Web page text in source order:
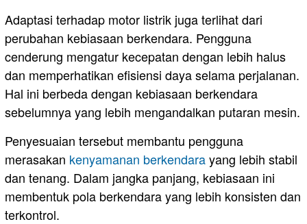
Adaptasi terhadap motor listrik juga terlihat dari
perubahan kebiasaan berkendara. Pengguna
cenderung mengatur kecepatan dengan lebih halus
dan memperhatikan efisiensi daya selama perjalanan.
Hal ini berbeda dengan kebiasaan berkendara
sebelumnya yang lebih mengandalkan putaran mesin.
Penyesuaian tersebut membantu pengguna
merasakan kenyamanan berkendarayang lebih stabil
dan tenang. Dalam jangka panjang, kebiasaan ini
membentuk pola berkendara yang lebih konsisten dan
terkontrol.